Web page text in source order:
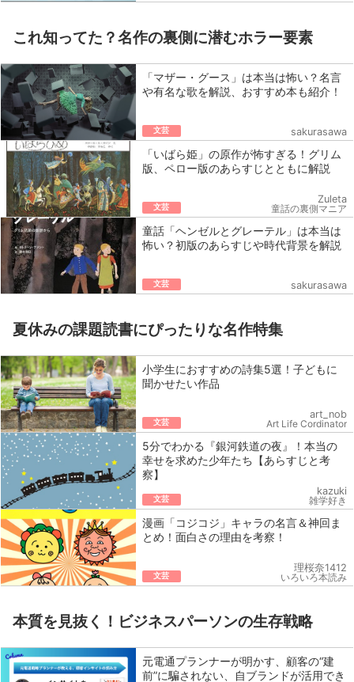
これ知ってた？名作の裏側に潜むホラー要素
「マザー・グース」は本当は怖い？名言
や有名な歌を解説、おすすめ本も紹介！
文芸 sakurasawa
「いばら姫」の原作が怖すぎる！グリム
版、ペロー版のあらすじとともに解説
文芸
Zuleta
童話の裏側マニア
童話「ヘンゼルとグレーテル」は本当は
怖い？初版のあらすじや時代背景を解説
文芸 sakurasawa
夏休みの課題読書にぴったりな名作特集
小学生におすすめの詩集5選！子どもに
聞かせたい作品
文芸
art_nob
Art Life Cordinator
5分でわかる『銀河鉄道の夜』！本当の
幸せを求めた少年たち【あらすじと考
察】
文芸
kazuki
雑学好き
漫画「コジコジ」キャラの名言＆神回ま
とめ！面白さの理由を考察！
文芸
理桜奈1412
いろいろ本読み
本質を見抜く！ビジネスパーソンの生存戦略
元電通プランナーが明かす、顧客の“建
前”に騙されない、自ブランドが活用でき